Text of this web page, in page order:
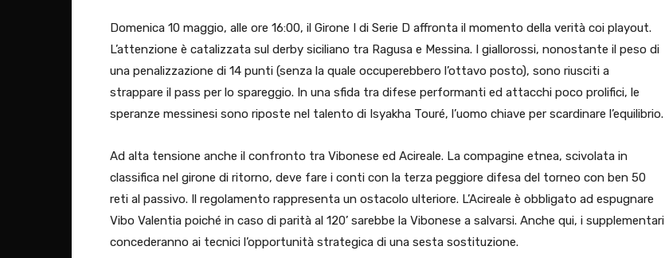
Domenica 10 maggio, alle ore 16:00, il Girone I di Serie D affronta il momento della verità coi playout.
L’attenzione è catalizzata sul derby siciliano tra Ragusa e Messina. I giallorossi, nonostante il peso di
una penalizzazione di 14 punti (senza la quale occuperebbero l’ottavo posto), sono riusciti a
strappare il pass per lo spareggio. In una sfida tra difese performanti ed attacchi poco prolifici, le
speranze messinesi sono riposte nel talento di Isyakha Touré, l’uomo chiave per scardinare l’equilibrio.
​Ad alta tensione anche il confronto tra Vibonese ed Acireale. La compagine etnea, scivolata in
classifica nel girone di ritorno, deve fare i conti con la terza peggiore difesa del torneo con ben 50
reti al passivo. Il regolamento rappresenta un ostacolo ulteriore. L’Acireale è obbligato ad espugnare
Vibo Valentia poiché in caso di parità al 120’ sarebbe la Vibonese a salvarsi. Anche qui, i supplementari
concederanno ai tecnici l’opportunità strategica di una sesta sostituzione.